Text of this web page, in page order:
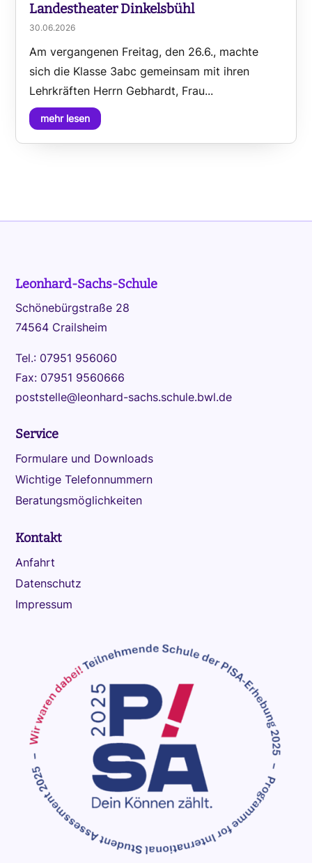
Landestheater Dinkelsbühl
30.06.2026
Am vergangenen Freitag, den 26.6., machte
sich die Klasse 3abc gemeinsam mit ihren
Lehrkräften Herrn Gebhardt, Frau...
mehr lesen
Leonhard-Sachs-Schule
Schönebürgstraße 28
74564 Crailsheim
Tel.: 07951 956060
Fax: 07951 9560666
poststelle@leonhard-sachs.schule.bwl.de
Service
Formulare und Downloads
Wichtige Telefonnummern
Beratungsmöglichkeiten
Kontakt
Anfahrt
Datenschutz
Impressum